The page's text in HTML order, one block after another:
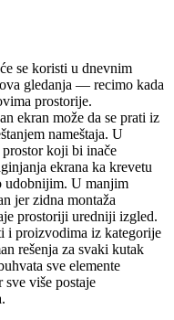
se koristi u dnevnim
gledanja — recimo kada
prostorije.
ekran može da se prati iz
nameštaja. U
prostor koji bi inače
ekrana ka krevetu
udobnijim. U manjim
jer zidna montaža
prostoriji uredniji izgled.
i proizvodima iz kategorije
rešenja za svaki kutak
sve elemente
sve više postaje